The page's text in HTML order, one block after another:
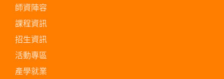
師資陣容
課程資訊
招生資訊
活動專區
產學就業